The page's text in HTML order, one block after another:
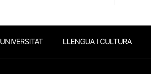
UNIVERSITAT LLENGUA I CULTURA